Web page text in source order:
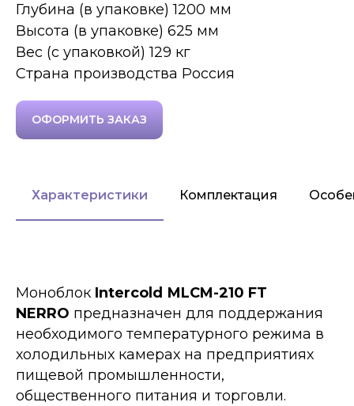
Глубина (в упаковке) 1200 мм
Высота (в упаковке) 625 мм
Вес (с упаковкой) 129 кг
Страна производства Россия
ОФОРМИТЬ ЗАКАЗ
Характеристики Комплектация
Моноблок Intercold МLCM-210 FT
NERRO предназначен для поддержания
необходимого температурного режима в
холодильных камерах на предприятиях
пищевой промышленности,
общественного питания и торговли.